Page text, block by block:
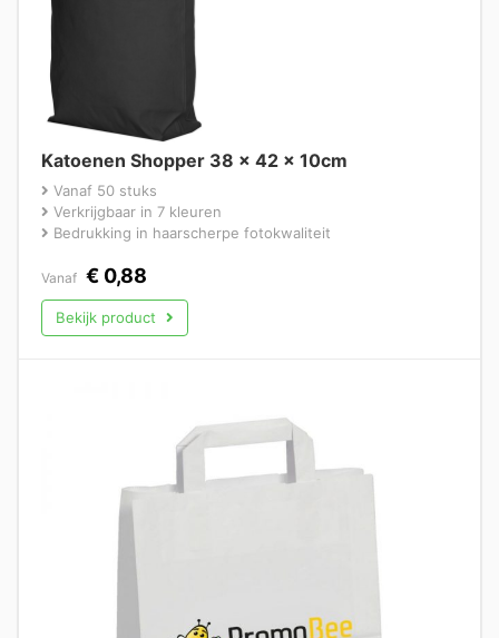
Katoenen Shopper 38 x 42 x 10cm
Vanaf 50 stuks
Verkrijgbaar in 7 kleuren
Bedrukking in haarscherpe fotokwaliteit
Vanaf € 0,88
Bekijk product